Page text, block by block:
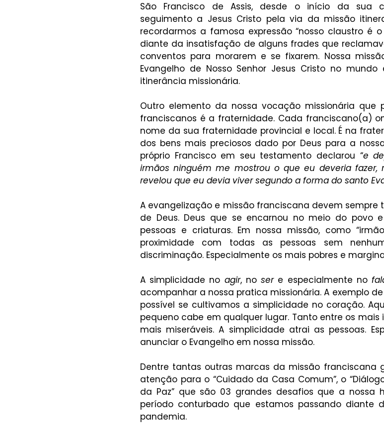
São Francisco de Assis, desde o início da sua
seguimento a Jesus Cristo pela via da missão
recordarmos a famosa expressão “nosso claustro é
diante da insatisfação de alguns frades que
conventos para morarem e se fixarem. Nossa
Evangelho de Nosso Senhor Jesus Cristo no
itinerância missionária.
Outro elemento da nossa vocação missionária que
franciscanos é a fraternidade. Cada franciscano(a)
nome da sua fraternidade provincial e local. É na
dos bens mais preciosos dado por Deus para a nossa
próprio Francisco em seu testamento declarou “e
irmãos ninguém me mostrou o que eu deveria fazer,
revelou que eu devia viver segundo a forma do santo
A evangelização e missão franciscana devem sempre
de Deus. Deus que se encarnou no meio do povo
pessoas e criaturas. Em nossa missão, como
proximidade com todas as pessoas sem
discriminação. Especialmente os mais pobres e
A simplicidade no agir, no ser e especialmente no
acompanhar a nossa pratica missionária. A exemplo de
possível se cultivamos a simplicidade no coração.
pequeno cabe em qualquer lugar. Tanto entre os
mais miseráveis. A simplicidade atrai as pessoas.
anunciar o Evangelho em nossa missão.
Dentre tantas outras marcas da missão franciscana
atenção para o “Cuidado da Casa Comum”, o
da Paz” que são 03 grandes desafios que a nossa
período conturbado que estamos passando diante
pandemia.